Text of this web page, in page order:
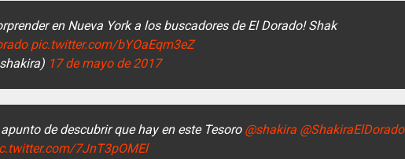
en Nueva York a los buscadores de El Dorado! Shak
pic.twitter.com/bYOaEqm3eZ
17 de mayo de 2017
de descubrir que hay en este Tesoro @shakira @ShakiraElDorado
7JnT3pOMEl